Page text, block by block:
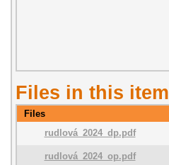
Files in this item
Files
rudlová_2024_dp.pdf
rudlová_2024_op.pdf